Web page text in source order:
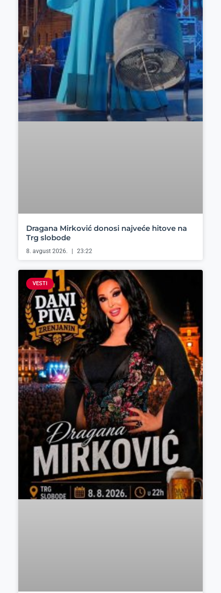
Dragana Mirković donosi najveće hitove na
Trg slobode
8. avgust 2026. 23:22
VESTI